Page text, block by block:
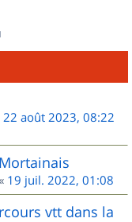
22 août 2023, 08:22
19 juil. 2022, 01:08
vtt dans la